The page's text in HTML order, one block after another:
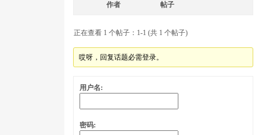
作者 帖子
正在查看 1 个帖子：1-1 (共 1 个帖子)
哎呀，回复话题必需登录。
用户名:
密码: